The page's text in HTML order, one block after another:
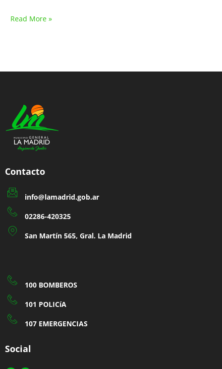
Read More »
Contacto
info@lamadrid.gob.ar
02286-420325
San Martín 565, Gral. La Madrid
100 BOMBEROS
101 POLICíA
107 EMERGENCIAS
Social
Facebook-Instagram